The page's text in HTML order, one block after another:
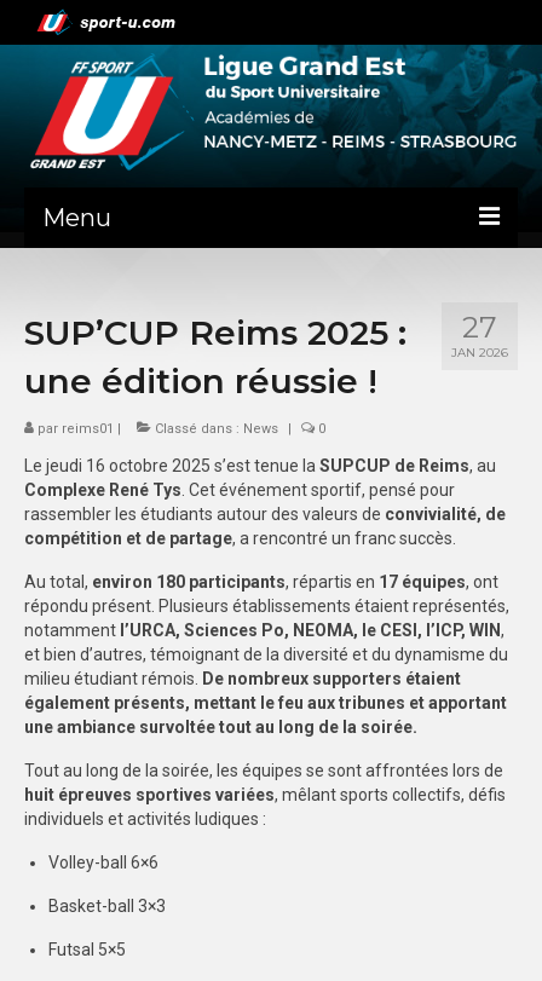
Menu
PRÉSENTATION
ADMINISTRATIF
NANCY-METZ
REIMS
STRASBOURG
SPORTS CO
NANCY-METZ
REIMS
STRASBOURG
SPORTS IND
NANCY-METZ
27
JAN 2026
SUP’CUP Reims 2025 :
une édition réussie !
par reims01 | Classé dans : News | 0
Le jeudi 16 octobre 2025 s’est tenue la SUPCUP de Reims, au
Complexe René Tys . Cet événement sportif, pensé pour
rassembler les étudiants autour des valeurs de convivialité, de
compétition et de partage, a rencontré un franc succès.
Au total, environ 180 participants, répartis en 17 équipes, ont
répondu présent. Plusieurs établissements étaient représentés,
notamment l’URCA, Sciences Po, NEOMA, le CESI, l’ICP, WIN,
et bien d’autres, témoignant de la diversité et du dynamisme du
milieu étudiant rémois.
De nombreux supporters étaient
également présents, mettant le feu aux tribunes et apportant
une ambiance survoltée tout au long de la soirée.
Tout au long de la soirée, les équipes se sont affrontées lors de
huit épreuves sportives variées, mêlant sports collectifs, défis
individuels et activités ludiques :
Volley-ball 6×6
Basket-ball 3×3
Futsal 5×5